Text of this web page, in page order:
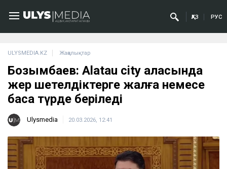
ҚАЗ РУС
ULYSMEDIA.KZ Жаңалықтар
Бозымбаев: Alatau city қаласында
жер шетелдіктерге жалға немесе
басқа түрде беріледі
Ulysmedia 20.03.2026, 12:41